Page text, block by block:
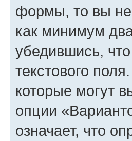
формы, то вы не
как минимум
убедившись,
текстового
которые могут
опции
означает, что